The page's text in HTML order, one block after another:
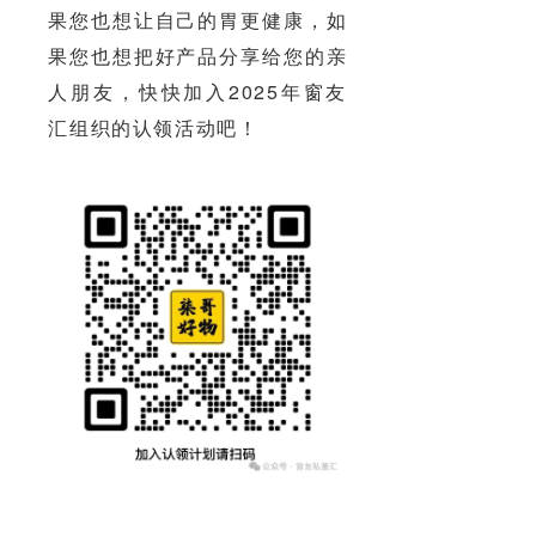
果您也想让自己的胃更健康，如
果您也想把好产品分享给您的亲
人朋友，快快加入2025年窗友
汇组织的认领活动吧！